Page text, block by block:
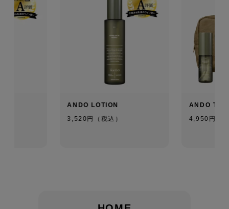
ANDO LOTION
3,520円（税込）
ANDO
4,950円（